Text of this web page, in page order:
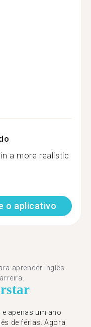
a more realistic
o aplicativo
aprender inglês
star
apenas um ano
de férias. Agora